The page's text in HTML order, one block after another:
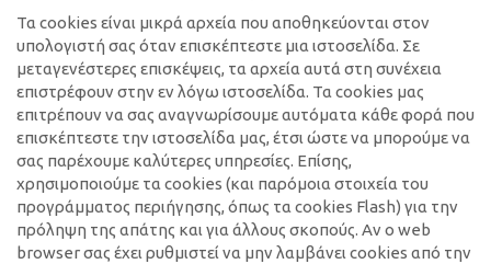
Τα cookies είναι μικρά αρχεία που αποθηκεύονται στον
υπολογιστή σας όταν επισκέπτεστε μια ιστοσελίδα. Σε
μεταγενέστερες επισκέψεις, τα αρχεία αυτά στη συνέχεια
επιστρέφουν στην εν λόγω ιστοσελίδα. Τα cookies μας
επιτρέπουν να σας αναγνωρίσουμε αυτόματα κάθε φορά που
επισκέπτεστε την ιστοσελίδα μας, έτσι ώστε να μπορούμε να
σας παρέχουμε καλύτερες υπηρεσίες. Επίσης,
χρησιμοποιούμε τα cookies (και παρόμοια στοιχεία του
προγράμματος περιήγησης, όπως τα cookies Flash) για την
πρόληψη της απάτης και για άλλους σκοπούς. Αν ο web
browser σας έχει ρυθμιστεί να μην λαμβάνει cookies από την